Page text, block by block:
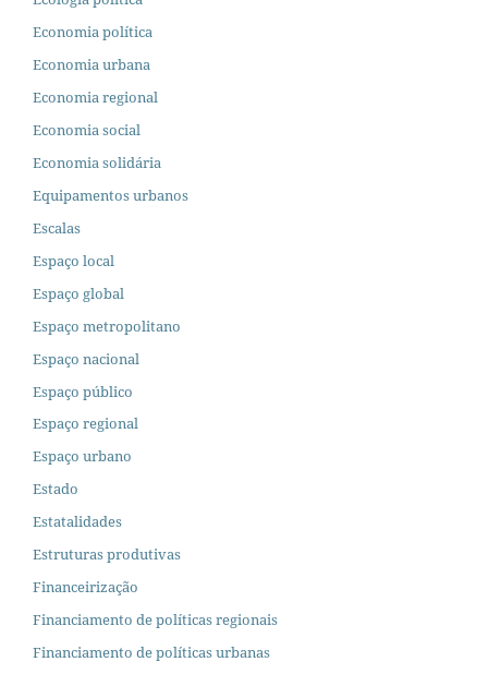
Economia política
Economia urbana
Economia regional
Economia social
Economia solidária
Equipamentos urbanos
Escalas
Espaço local
Espaço global
Espaço metropolitano
Espaço nacional
Espaço público
Espaço regional
Espaço urbano
Estado
Estatalidades
Estruturas produtivas
Financeirização
Financiamento de políticas regionais
Financiamento de políticas urbanas